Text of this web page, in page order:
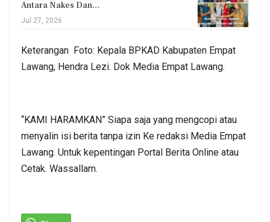
Antara Nakes Dan…
Jul 27, 2026
Keterangan Foto: Kepala BPKAD Kabupaten Empat
Lawang, Hendra Lezi. Dok Media Empat Lawang.
“KAMI HARAMKAN” Siapa saja yang mengcopi atau
menyalin isi berita tanpa izin Ke redaksi Media Empat
Lawang. Untuk kepentingan Portal Berita Online atau
Cetak. Wassallam.